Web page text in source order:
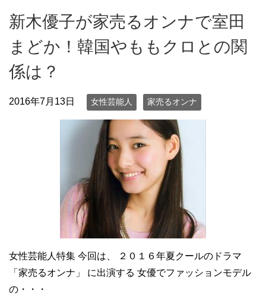
新木優子が家売るオンナで室田
まどか！韓国やももクロとの関
係は？
2016年7月13日 女性芸能人 家売るオンナ
女性芸能人特集 今回は、 ２０１６年夏クールのドラマ
「家売るオンナ」 に出演する 女優でファッションモデル
の・・・